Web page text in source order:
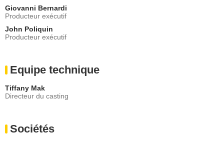
Giovanni Bernardi
Producteur exécutif
John Poliquin
Producteur exécutif
Equipe technique
Tiffany Mak
Directeur du casting
Sociétés